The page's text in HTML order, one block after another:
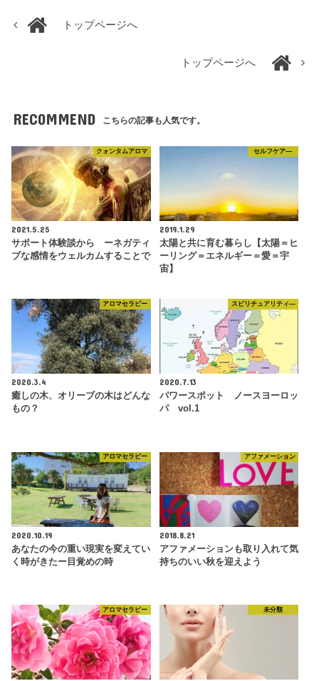
トップページへ
トップページへ
RECOMMEND こちらの記事も人気です。
クォンタムアロマ
2021.5.25
サポート体験談から ーネガティ
ブな感情をウェルカムすることで
セルフケア―
2019.1.29
太陽と共に育む暮らし【太陽＝ヒ
ーリング＝エネルギー＝愛＝宇
宙】
アロマセラピー
2020.3.4
癒しの木、オリーブの木はどんな
もの？
スピリチュアリティ―
2020.7.13
パワースポット ノースヨーロッ
パ vol.1
アロマセラピー
2020.10.19
あなたの今の重い現実を変えてい
く時がきたー目覚めの時
アファメーション
2018.8.21
アファメーションも取り入れて気
持ちのいい秋を迎えよう
アロマセラピー 未分類